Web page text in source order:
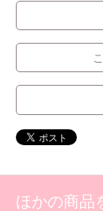
ほかの商品